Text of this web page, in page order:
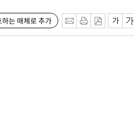
는 매체로 추가